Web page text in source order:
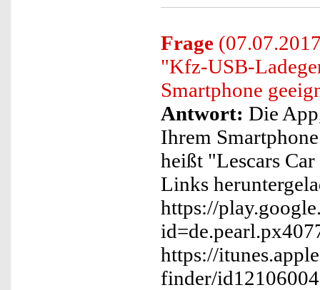
Frage
"Kfz-USB-
Smartphone
Antwort: Die
Ihrem
heißt "Lescars
Links
https://
https://
finder/